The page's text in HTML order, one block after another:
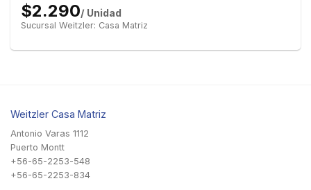
$2.290/ Unidad
Sucursal Weitzler: Casa Matriz
Weitzler Casa Matriz
Antonio Varas 1112
Puerto Montt
+56-65-2253-548
+56-65-2253-834